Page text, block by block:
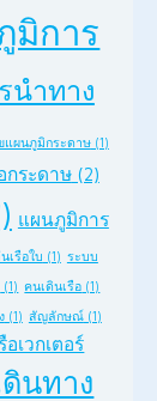
มิการ
นำทาง
แผนภูมิกระดาษ(1)
กระดาษ(2)
แผนภูมิการ
เรือใบ (1) ระบบ
(1) คนเดินเรือ (1)
(1) สัญลักษณ์(1)
เวกเตอร์
นทาง